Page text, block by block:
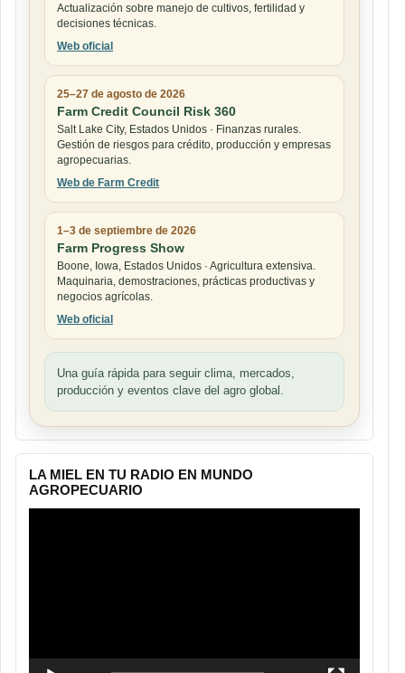
Actualización sobre manejo de cultivos, fertilidad y
decisiones técnicas.
Web oficial
25–27 de agosto de 2026
Farm Credit Council Risk 360
Salt Lake City, Estados Unidos · Finanzas rurales.
Gestión de riesgos para crédito, producción y empresas
agropecuarias.
Web de Farm Credit
1–3 de septiembre de 2026
Farm Progress Show
Boone, Iowa, Estados Unidos · Agricultura extensiva.
Maquinaria, demostraciones, prácticas productivas y
negocios agrícolas.
Web oficial
Una guía rápida para seguir clima, mercados,
producción y eventos clave del agro global.
LA MIEL EN TU RADIO EN MUNDO
AGROPECUARIO